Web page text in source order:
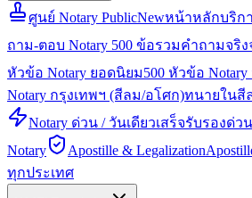
ศูนย์ Notary PublicNewหน้าหลักบริก
ถาม-ตอบ Notary 500 ข้อรวมคำถามจริง
หัวข้อ Notary ยอดนิยม500 หัวข้อ
Notary กรุงเทพฯ (สีลม/อโศก)ทนายในสี
Notary ด่วน / วันเดียวเสร็จรับรองด่ว
Notary
Apostille & Legalization
ทุกประเทศ